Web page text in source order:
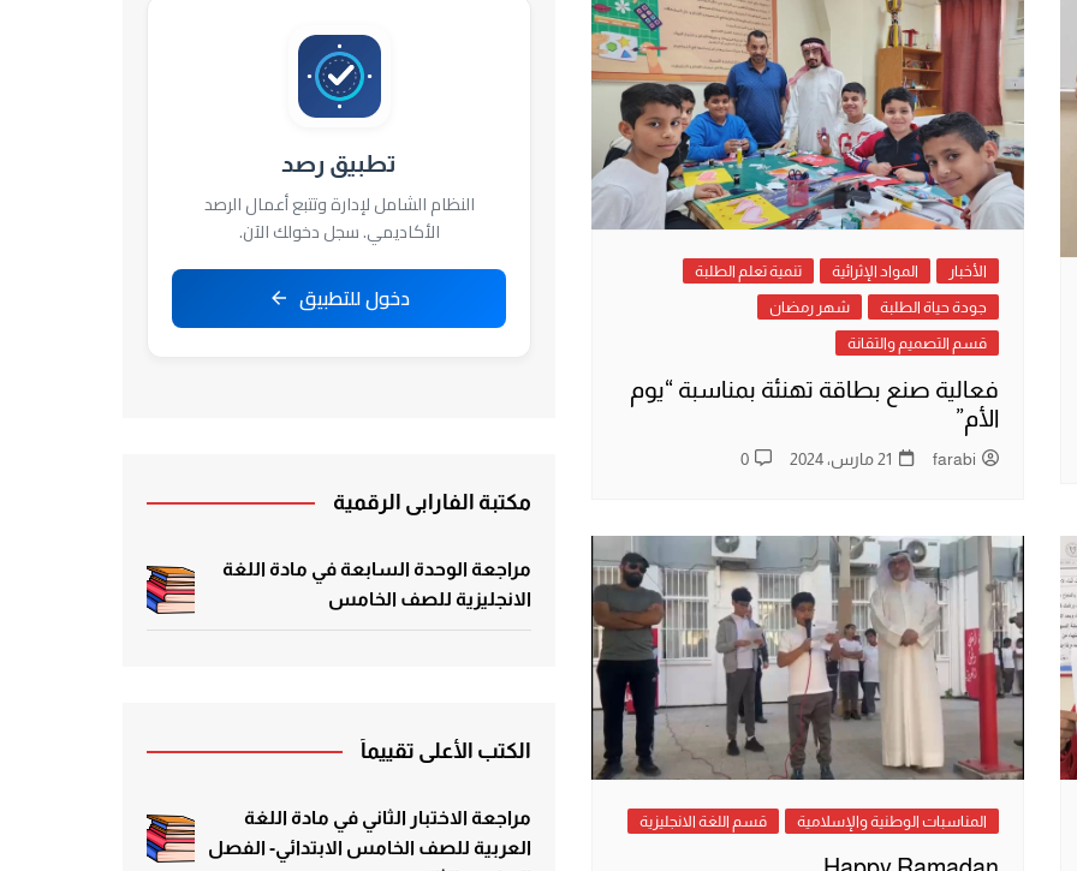
الأخبار المواد الإثرائية
تنمية تعلم الطلبة
جودة حياة الطلبة
شهر رمضان
قسم التصميم والتقانة
فعالية صنع بطاقة تهنئة بمناسبة “يوم
الأم”
farabi 21 مارس، 2024 0
المناسبات الوطنية والإسلامية قسم اللغة الانجليزية
تطبيق رصد
النظام الشامل لإدارة وتتبع أعمال الرصد
الأكاديمي. سجل دخولك الآن.
دخول للتطبيق
مكتبة الفارابي الرقمية
مراجعة الوحدة السابعة في مادة اللغة
الانجليزية للصف الخامس
الكتب الأعلى تقييماً
مراجعة الاختبار الثاني في مادة اللغة
العربية للصف الخامس الابتدائي- الفصل